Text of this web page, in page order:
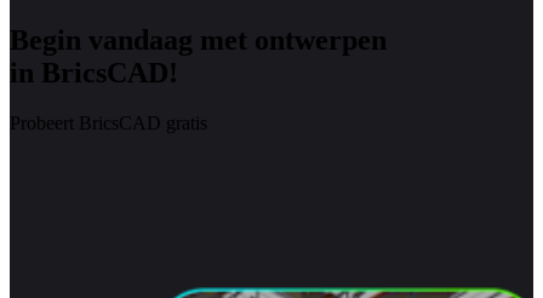
Begin vandaag met ontwerpen
in BricsCAD!
Probeert BricsCAD gratis